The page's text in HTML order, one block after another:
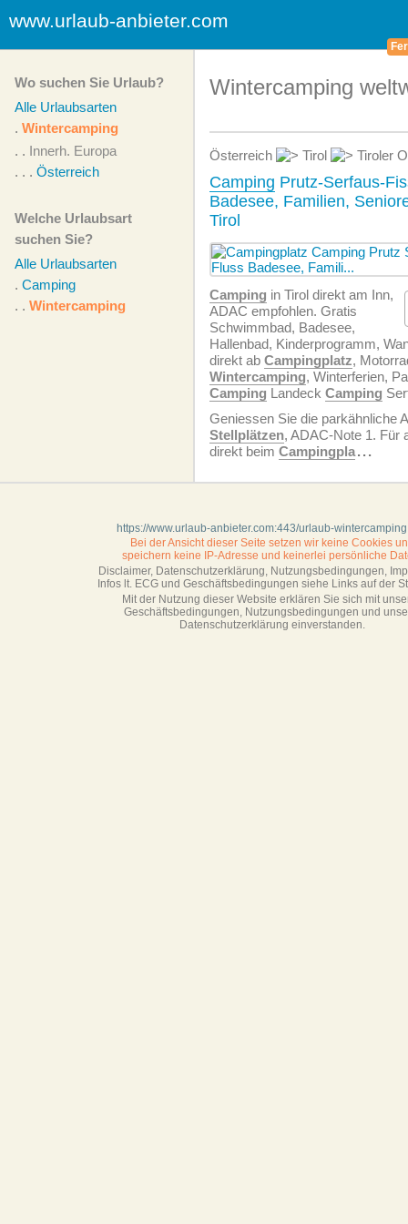
www.urlaub-anbieter.com
Wo suchen Sie Urlaub?
Alle Urlaubsarten
. Wintercamping
. . Innerh. Europa
. . . Österreich
Welche Urlaubsart
suchen Sie?
Alle Urlaubsarten
. Camping
. . Wintercamping
Wintercamping
Österreich Tirol Tiroler
Camping Prutz-Serfaus-
Badesee, Familien,
Tirol
Camping in Tirol direkt am Inn,
ADAC empfohlen. Gratis
Schwimmbad, Badesee,
Hallenbad, Kinderprogramm,
direkt ab Campingplatz,
Wintercamping, Winterferien,
Camping Landeck Camping
Geniessen Sie die parkähnliche
Stellplätzen, ADAC-Note 1. Für
direkt beim Campingpla...
https://www.urlaub-anbieter.com:443/urlaub-
Bei der Ansicht dieser Seite setzen wir keine Cookies
speichern keine IP-Adresse und keinerlei persönliche
Disclaimer, Datenschutzerklärung, Nutzungsbedingungen,
Infos lt. ECG und Geschäftsbedingungen siehe Links auf der
Mit der Nutzung dieser Website erklären Sie sich mit
Geschäftsbedin­gungen, Nutzungsbedingungen und
Datenschutzerklärung einverstanden.